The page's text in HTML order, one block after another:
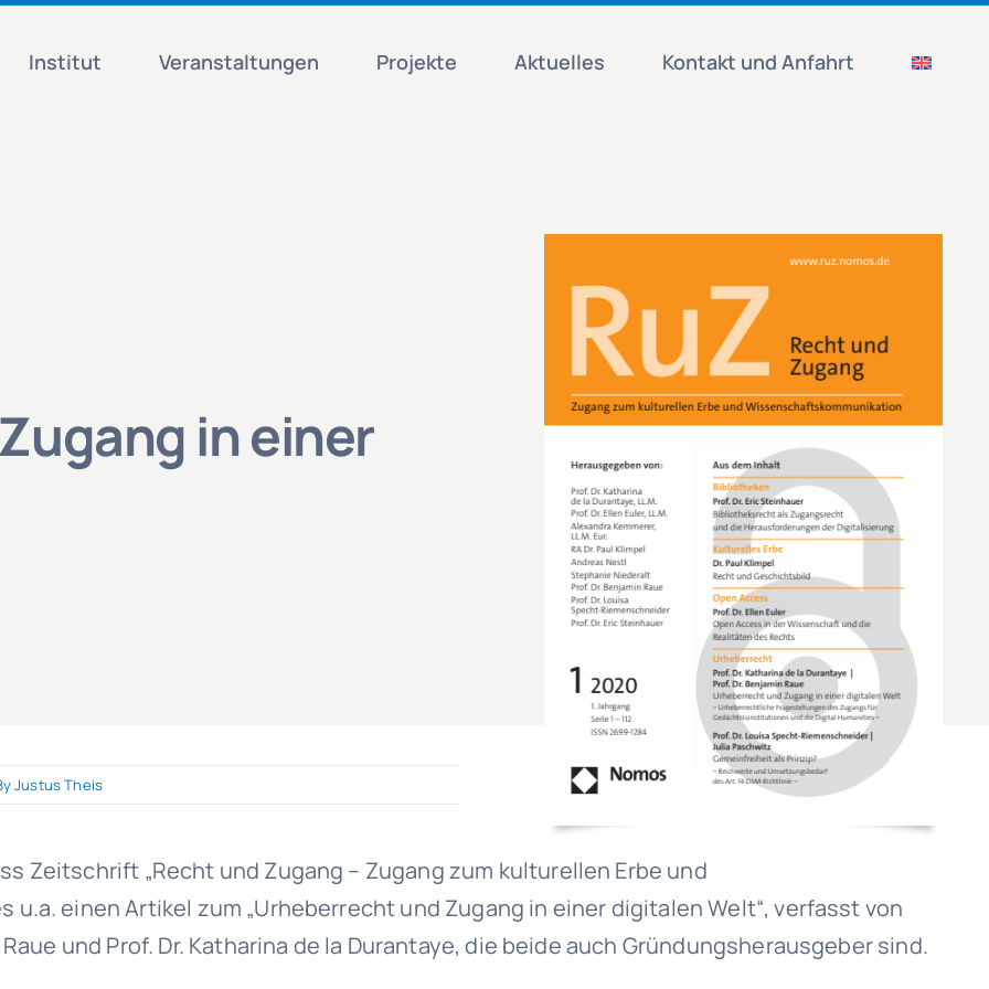
Institut Veranstaltungen Projekte Aktuelles Kontakt und Anfahrt
in einer
Justus Theis
Zeitschrift „Recht und Zugang – Zugang zum kulturellen Erbe und
einen Artikel zum „Urheberrecht und Zugang in einer digitalen Welt“, verfasst von
und Prof. Dr. Katharina de la Durantaye, die beide auch Gründungsherausgeber sind.